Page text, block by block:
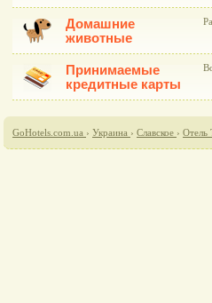
Домашние
животные
Принимаемые
кредитные карты
GoHotels.com.ua › Украина › Славское › Отель